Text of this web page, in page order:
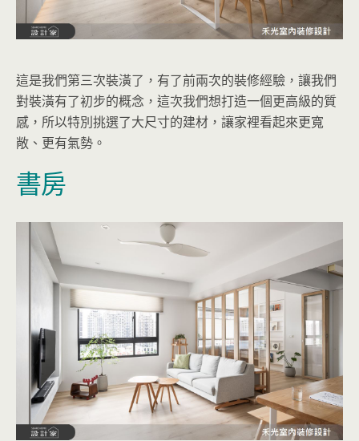
這是我們第三次裝潢了，有了前兩次的裝修經驗，讓我們
對裝潢有了初步的概念，這次我們想打造一個更高級的質
感，所以特別挑選了大尺寸的建材，讓家裡看起來更寬
敞、更有氣勢。
書房